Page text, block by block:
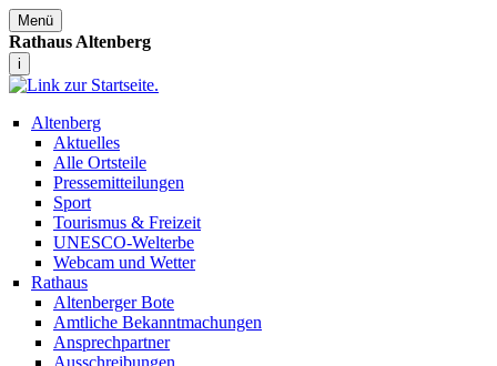
Menü
Rathaus Altenberg
i
Altenberg
Aktuelles
Alle Ortsteile
Pressemitteilungen
Sport
Tourismus & Freizeit
UNESCO-Welterbe
Webcam und Wetter
Rathaus
Altenberger Bote
Amtliche Bekanntmachungen
Ansprechpartner
Ausschreibungen